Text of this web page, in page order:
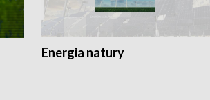
Energia natury